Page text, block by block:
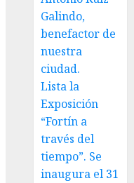
Galindo,
benefactor de
nuestra
ciudad.
Lista la
Exposición
“Fortín a
través del
tiempo”. Se
inaugura el 31